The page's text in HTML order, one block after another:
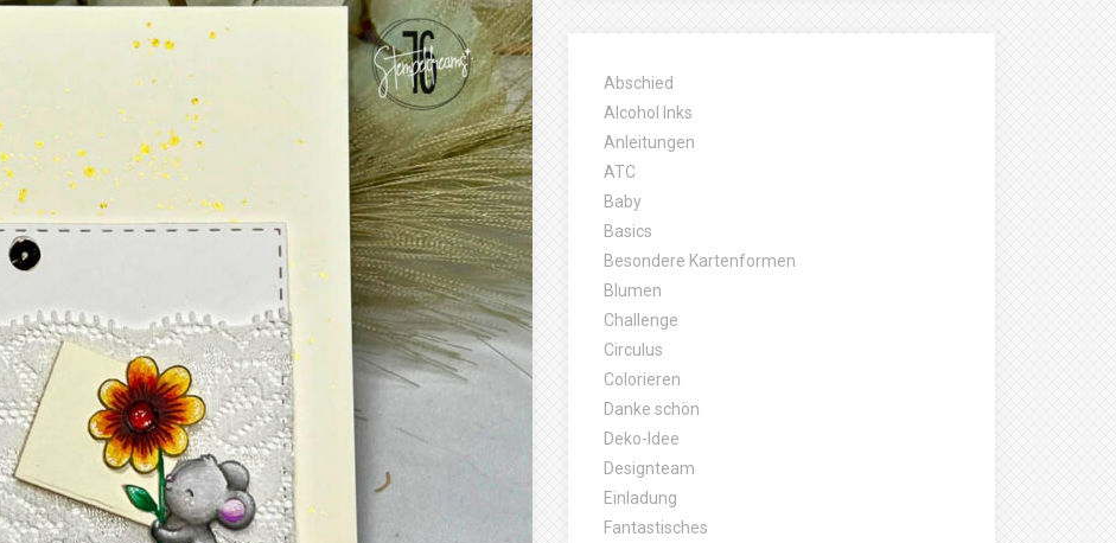
Abschied
Alcohol Inks
Anleitungen
ATC
Baby
Basics
Besondere Kartenformen
Blumen
Challenge
Circulus
Colorieren
Danke schön
Deko-Idee
Designteam
Einladung
Fantastisches